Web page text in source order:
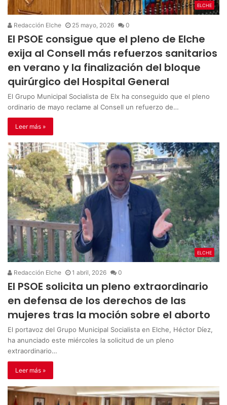
ELCHE
Redacción Elche 25 mayo, 2026 0
El PSOE consigue que el pleno de Elche
exija al Consell más refuerzos sanitarios
en verano y la finalización del bloque
quirúrgico del Hospital General
El Grupo Municipal Socialista de Elx ha conseguido que el pleno
ordinario de mayo reclame al Consell un refuerzo de…
Leer más »
ELCHE
Redacción Elche 1 abril, 2026 0
El PSOE solicita un pleno extraordinario
en defensa de los derechos de las
mujeres tras la moción sobre el aborto
El portavoz del Grupo Municipal Socialista en Elche, Héctor Díez,
ha anunciado este miércoles la solicitud de un pleno
extraordinario…
Leer más »